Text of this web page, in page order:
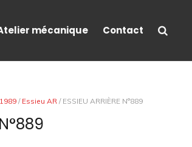
mécanique Contact
/ Essieu AR/ ESSIEU ARRIÈRE N°889